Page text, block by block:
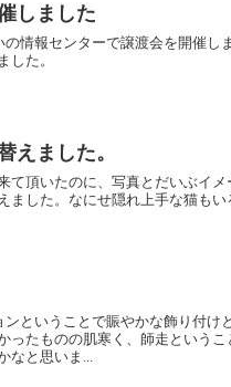
しました
情報センターで譲渡会を開催し
した。
えました。
て頂いたのに、写真とだいぶイ
ました。なにせ隠れ上手な猫も
ンということで賑やかな飾り付け
ったものの肌寒く、師走という
なと思いま...